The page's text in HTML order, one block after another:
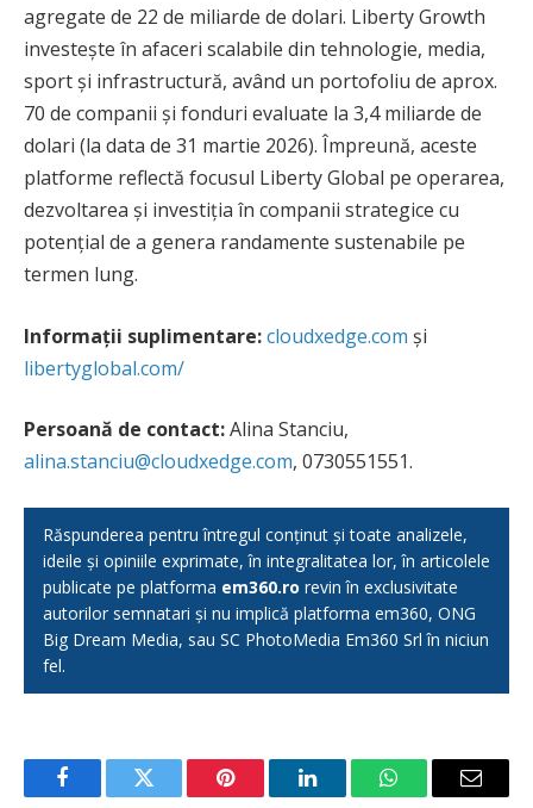
agregate de 22 de miliarde de dolari. Liberty Growth
investește în afaceri scalabile din tehnologie, media,
sport și infrastructură, având un portofoliu de aprox.
70 de companii și fonduri evaluate la 3,4 miliarde de
dolari (la data de 31 martie 2026). Împreună, aceste
platforme reflectă focusul Liberty Global pe operarea,
dezvoltarea și investiția în companii strategice cu
potențial de a genera randamente sustenabile pe
termen lung.
Informații suplimentare:cloudxedge.com și
libertyglobal.com/
Persoană de contact:Alina Stanciu,
alina.stanciu@cloudxedge.com, 0730551551.
Răspunderea pentru întregul conținut și toate analizele,
ideile și opiniile exprimate, în integralitatea lor, în articolele
publicate pe platforma em360.ro revin în exclusivitate
autorilor semnatari și nu implică platforma em360, ONG
Big Dream Media, sau SC PhotoMedia Em360 Srl în niciun
fel.
FacebookTwitter Pinterest LinkedInWhatsAppEmail